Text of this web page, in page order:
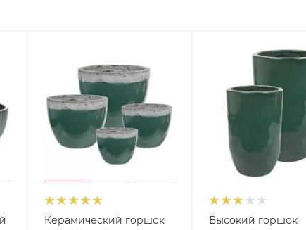
Керамический горшок
Высокий горшок